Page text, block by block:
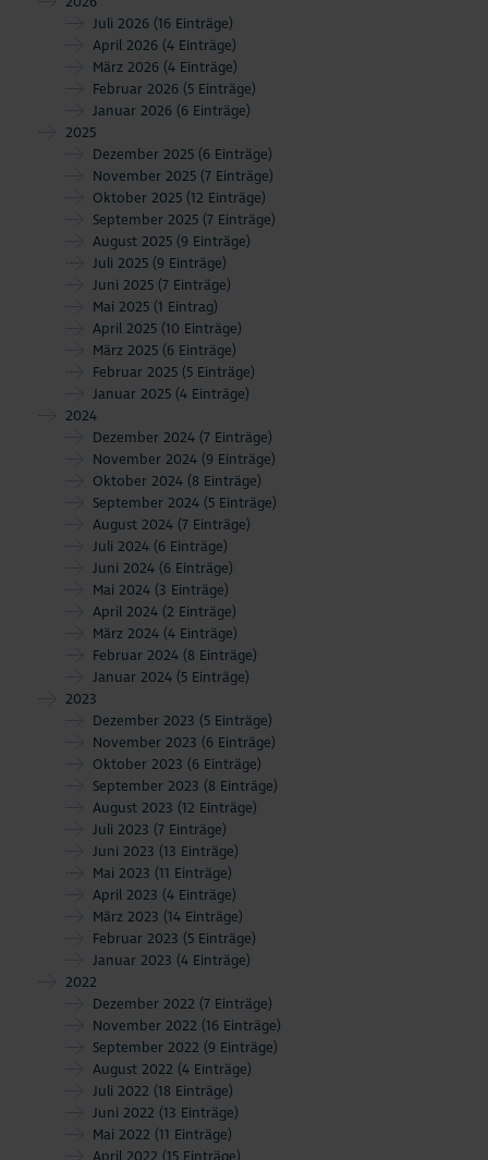
Juli 2026 (16 Einträge)
April 2026 (4 Einträge)
März 2026 (4 Einträge)
Februar 2026 (5 Einträge)
Januar 2026 (6 Einträge)
2025
Dezember 2025 (6 Einträge)
November 2025 (7 Einträge)
Oktober 2025 (12 Einträge)
September 2025 (7 Einträge)
August 2025 (9 Einträge)
Juli 2025 (9 Einträge)
Juni 2025 (7 Einträge)
Mai 2025 (1 Eintrag)
April 2025 (10 Einträge)
März 2025 (6 Einträge)
Februar 2025 (5 Einträge)
Januar 2025 (4 Einträge)
2024
Dezember 2024 (7 Einträge)
November 2024 (9 Einträge)
Oktober 2024 (8 Einträge)
September 2024 (5 Einträge)
August 2024 (7 Einträge)
Juli 2024 (6 Einträge)
Juni 2024 (6 Einträge)
Mai 2024 (3 Einträge)
April 2024 (2 Einträge)
März 2024 (4 Einträge)
Februar 2024 (8 Einträge)
Januar 2024 (5 Einträge)
2023
Dezember 2023 (5 Einträge)
November 2023 (6 Einträge)
Oktober 2023 (6 Einträge)
September 2023 (8 Einträge)
August 2023 (12 Einträge)
Juli 2023 (7 Einträge)
Juni 2023 (13 Einträge)
Mai 2023 (11 Einträge)
April 2023 (4 Einträge)
März 2023 (14 Einträge)
Februar 2023 (5 Einträge)
Januar 2023 (4 Einträge)
2022
Dezember 2022 (7 Einträge)
November 2022 (16 Einträge)
September 2022 (9 Einträge)
August 2022 (4 Einträge)
Juli 2022 (18 Einträge)
Juni 2022 (13 Einträge)
Mai 2022 (11 Einträge)
April 2022 (15 Einträge)